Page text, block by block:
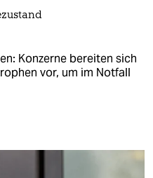
Konzerne bereiten sich
vor, um im Notfall